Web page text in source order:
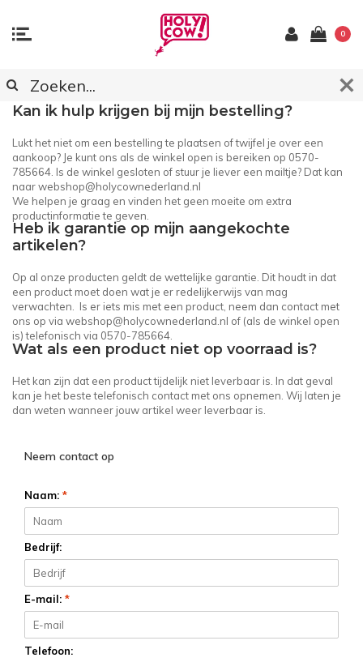
0
KLANTENSERVICE
Kan ik hulp krijgen bij mijn bestelling?
Lukt het niet om een bestelling te plaatsen of twijfel je over een
aankoop? Je kunt ons als de winkel open is bereiken op 0570-
785664. Is de winkel gesloten of stuur je liever een mailtje? Dat kan
naarwebshop@holycownederland.nl
We helpen je graag en vinden het geen moeite om extra
productinformatie te geven.
Heb ik garantie op mijn aangekochte
artikelen?
Op al onze producten geldt de wettelijke garantie. Dit houdt in dat
een product moet doen wat je er redelijkerwijs van mag
verwachten. Is er iets mis met een product, neem dan contact met
ons op via webshop@holycownederland.nl of (als de winkel open
is) telefonisch via 0570-785664.
Wat als een product niet op voorraad is?
Het kan zijn dat een product tijdelijk niet leverbaar is. In dat geval
kan je het beste telefonisch contact met ons opnemen. Wij laten je
dan weten wanneer jouw artikel weer leverbaar is.
Neem contact op
Naam: *
Bedrijf:
E-mail: *
Telefoon: